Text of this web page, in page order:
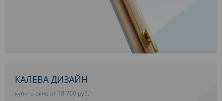
КАЛЕВА ДИЗАЙН
купить окно от 18 700 руб.